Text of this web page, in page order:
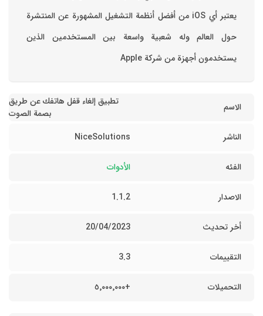
‏يعتبر أي iOS من أفضل أنظمة التشغيل المشهورة عن المنتشرة
حول العالم وله شعبية واسعة بين المستخدمين الذين
يستخدمون أجهزة من شركة Apple
الاسم
تطبيق إلغاء قفل هاتفك عن طريق
بصمة الصوت
الناشر
NiceSolutions
الفئه الأدوات
الاصدار 1.1.2
أخر تحديث 20/04/2023
التقييمات 3.3
التحميلات +٥٬٠٠٠٬٠٠٠